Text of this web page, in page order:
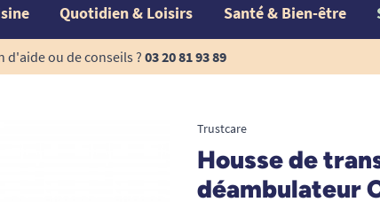
Quotidien & Loisirs Santé & Bien-être
d'aide ou de conseils ?03 20 81 93 89
Trustcare
Housse de
déambulateur